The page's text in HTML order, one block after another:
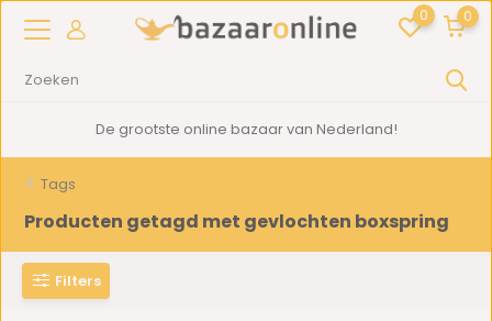
0 0
De grootste online bazaar van Nederland!
Tags
Producten getagd met gevlochten boxspring
Filters